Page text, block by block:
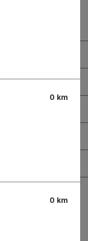
0 km
0 km